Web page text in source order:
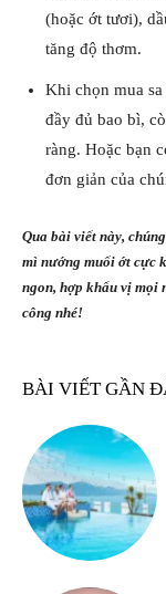
(hoặc ớt tươi),
tăng độ thơm.
Khi chọn mua
đầy đủ bao bì,
ràng. Hoặc bạn
đơn giản của
Qua bài viết này,
mì nướng muối ớt cực
ngon, hợp khẩu vị mọi
công nhé!
BÀI VIẾT GẦN